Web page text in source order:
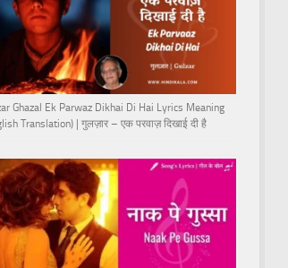
Ghazal Ek Parwaz Dikhai Di Hai Lyrics Meaning
Translation) | गुलज़ार – एक परवाज़ दिखाई दी है